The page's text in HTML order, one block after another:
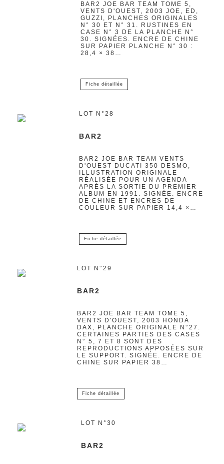
BAR2 JOE BAR TEAM TOME 5,
VENTS D'OUEST, 2003 JOE, ED,
GUZZI, PLANCHES ORIGINALES
N° 30 ET N° 31. RUSTINES EN
CASE N° 3 DE LA PLANCHE N°
30. SIGNÉES. ENCRE DE CHINE
SUR PAPIER PLANCHE N° 30 :
28,4 × 38…
Fiche détaillée
LOT N°28
BAR2
BAR2 JOE BAR TEAM VENTS
D'OUEST DUCATI 350 DESMO,
ILLUSTRATION ORIGINALE
RÉALISÉE POUR UN AGENDA
APRÈS LA SORTIE DU PREMIER
ALBUM EN 1991. SIGNÉE. ENCRE
DE CHINE ET ENCRES DE
COULEUR SUR PAPIER 14,4 ×…
Fiche détaillée
LOT N°29
BAR2
BAR2 JOE BAR TEAM TOME 5,
VENTS D'OUEST, 2003 HONDA
DAX, PLANCHE ORIGINALE N°27.
CERTAINES PARTIES DES CASES
N° 5, 7 ET 8 SONT DES
REPRODUCTIONS APPOSÉES SUR
LE SUPPORT. SIGNÉE. ENCRE DE
CHINE SUR PAPIER 38…
Fiche détaillée
LOT N°30
BAR2